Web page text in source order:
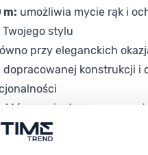
m: umożliwia mycie rąk i
stylu
przy eleganckich
konstrukcji i
które cenią dopracowany
dnia.